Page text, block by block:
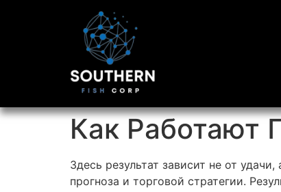
Как Работают
Здесь результат зависит не от
прогноза и торговой стратегии.